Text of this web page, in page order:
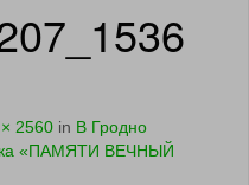
2560 in В Гродно
«ПАМЯТИ ВЕЧНЫЙ